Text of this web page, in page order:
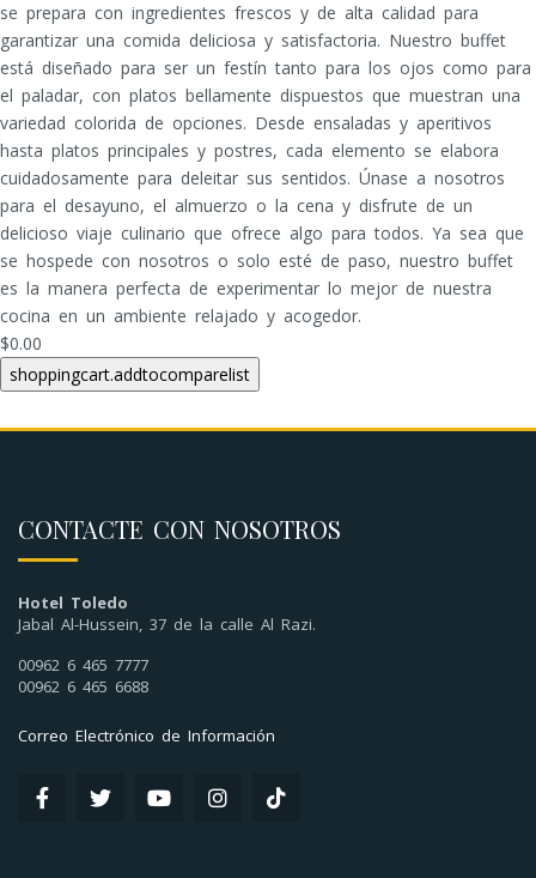
se prepara con ingredientes frescos y de alta calidad para
garantizar una comida deliciosa y satisfactoria. Nuestro buffet
está diseñado para ser un festín tanto para los ojos como para
el paladar, con platos bellamente dispuestos que muestran una
variedad colorida de opciones. Desde ensaladas y aperitivos
hasta platos principales y postres, cada elemento se elabora
cuidadosamente para deleitar sus sentidos. Únase a nosotros
para el desayuno, el almuerzo o la cena y disfrute de un
delicioso viaje culinario que ofrece algo para todos. Ya sea que
se hospede con nosotros o solo esté de paso, nuestro buffet
es la manera perfecta de experimentar lo mejor de nuestra
cocina en un ambiente relajado y acogedor.
$0.00
CONTACTE CON NOSOTROS
Hotel Toledo
Jabal Al-Hussein, 37 de la calle Al Razi.
00962 6 465 7777
00962 6 465 6688
Correo Electrónico de Información